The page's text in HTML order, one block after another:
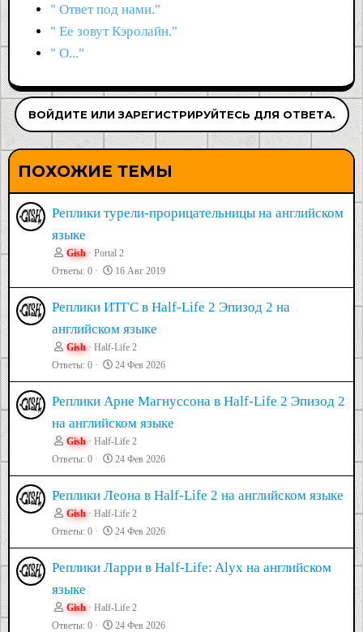
" Ответ под нами."
" Ее зовут Кэролайн."
" О..."
ВОЙДИТЕ ИЛИ ЗАРЕГИСТРИРУЙТЕСЬ ДЛЯ ОТВЕТА.
ПОХОЖИЕ ТЕМЫ
Реплики турели-прорицательницы на английском
языке
Gish
Portal 2
Ответы 0 16 Авг 2019
Реплики ИТГС в Half-Life 2 Эпизод 2 на
английском языке
Gish
Half-Life 2
Ответы 0 24 Фев 2026
Реплики Арне Магнуссона в Half-Life 2 Эпизод 2
на английском языке
Gish
Half-Life 2
Ответы 0 24 Фев 2026
Реплики Леона в Half-Life 2 на английском языке
Gish
Half-Life 2
Ответы 0 24 Фев 2026
Реплики Ларри в Half-Life: Alyx на английском
языке
Gish
Half-Life 2
Ответы 0 24 Фев 2026